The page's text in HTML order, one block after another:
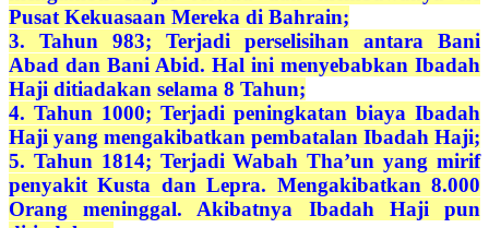
Pusat Kekuasaan Mereka di Bahrain;
3. Tahun 983; Terjadi perselisihan antara Bani
Abad dan Bani Abid. Hal ini menyebabkan Ibadah
Haji ditiadakan selama 8 Tahun;
4. Tahun 1000; Terjadi peningkatan biaya Ibadah
Haji yang mengakibatkan pembatalan Ibadah Haji;
5. Tahun 1814; Terjadi Wabah Tha’un yang mirif
penyakit Kusta dan Lepra. Mengakibatkan 8.000
Orang meninggal. Akibatnya Ibadah Haji pun